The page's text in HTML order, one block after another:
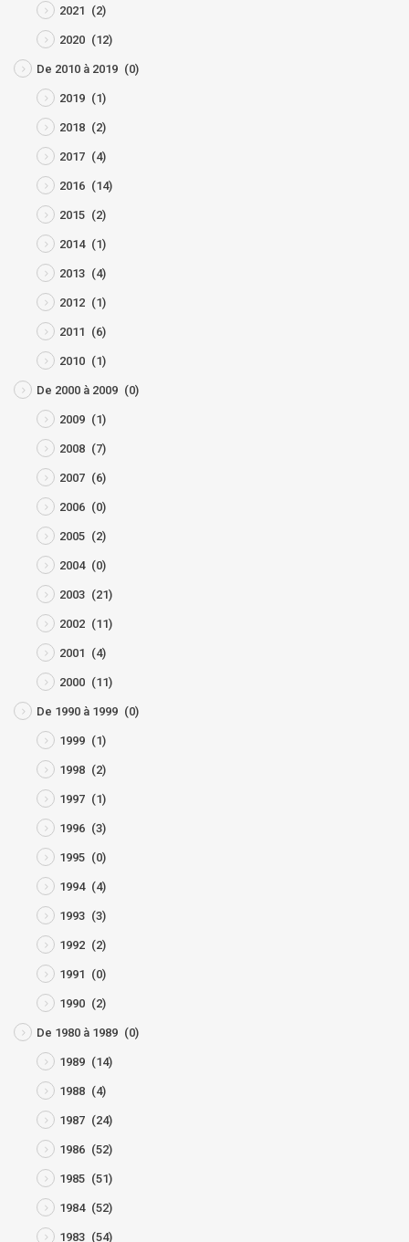
2021 (2)
2020 (12)
De 2010 à 2019 (0)
2019 (1)
2018 (2)
2017 (4)
2016 (14)
2015 (2)
2014 (1)
2013 (4)
2012 (1)
2011 (6)
2010 (1)
De 2000 à 2009 (0)
2009 (1)
2008 (7)
2007 (6)
2006 (0)
2005 (2)
2004 (0)
2003 (21)
2002 (11)
2001 (4)
2000 (11)
De 1990 à 1999 (0)
1999 (1)
1998 (2)
1997 (1)
1996 (3)
1995 (0)
1994 (4)
1993 (3)
1992 (2)
1991 (0)
1990 (2)
De 1980 à 1989 (0)
1989 (14)
1988 (4)
1987 (24)
1986 (52)
1985 (51)
1984 (52)
1983 (54)